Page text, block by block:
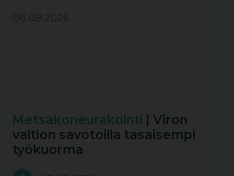
06.08.2026
Metsäkoneurakointi | Viron
valtion savotoilla tasaisempi
työkuorma